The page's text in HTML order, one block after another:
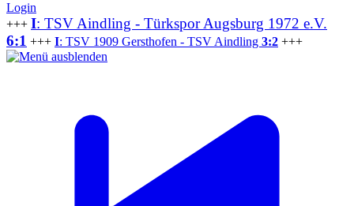
Login
+++ I: TSV Aindling - Türkspor Augsburg 1972 e.V.
6:1 +++ I: TSV 1909 Gersthofen - TSV Aindling 3:2 +++